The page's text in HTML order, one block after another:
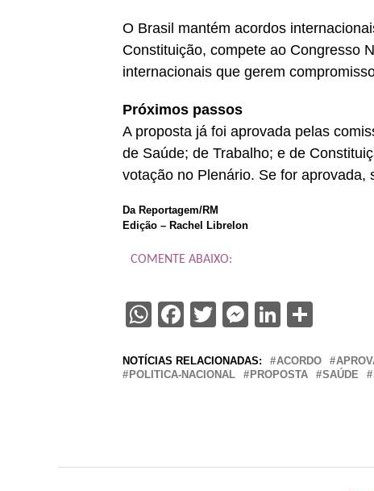
O Brasil mantém acordos
Constituição, compete ao Congresso
internacionais que gerem
Próximos passos
A proposta já foi aprovada pelas
de Saúde; de Trabalho; e de
votação no Plenário. Se for aprovada,
Da Reportagem/RM
Edição – Rachel Librelon
COMENTE ABAIXO:
WhatsApp
Facebook
Twitter
Messenger
LinkedIn
NOTÍCIAS RELACIONADAS: ACORDO
POLITICA-NACIONAL
PROPOSTA SAÚDE